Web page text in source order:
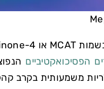
הפסיכואקטיביים
משמעותית בקרב